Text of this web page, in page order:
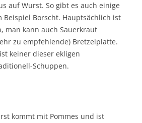
auf Wurst. So gibt es auch einige
Beispiel Borscht. Hauptsächlich ist
man kann auch Sauerkraut
zu empfehlende) Bretzelplatte.
keiner dieser ekligen
Schuppen.
kommt mit Pommes und ist